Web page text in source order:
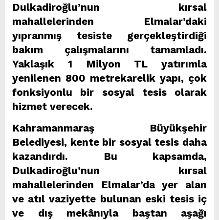
Dulkadiroğlu’nun kırsal
mahallelerinden Elmalar’daki
yıpranmış tesiste gerçekleştirdiği
bakım çalışmalarını tamamladı.
Yaklaşık 1 Milyon TL yatırımla
yenilenen 800 metrekarelik yapı, çok
fonksiyonlu bir sosyal tesis olarak
hizmet verecek.
Kahramanmaraş Büyükşehir
Belediyesi, kente bir sosyal tesis daha
kazandırdı. Bu kapsamda,
Dulkadiroğlu’nun kırsal
mahallelerinden Elmalar’da yer alan
ve atıl vaziyette bulunan eski tesis iç
ve dış mekânıyla baştan aşağı